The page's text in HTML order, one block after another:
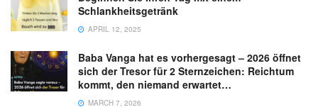
Schlankheitsgetränk
APRIL 12, 2025
Baba Vanga hat es vorhergesagt – 2026 öffnet
sich der Tresor für 2 Sternzeichen: Reichtum
kommt, den niemand erwartet…
MARCH 7, 2026